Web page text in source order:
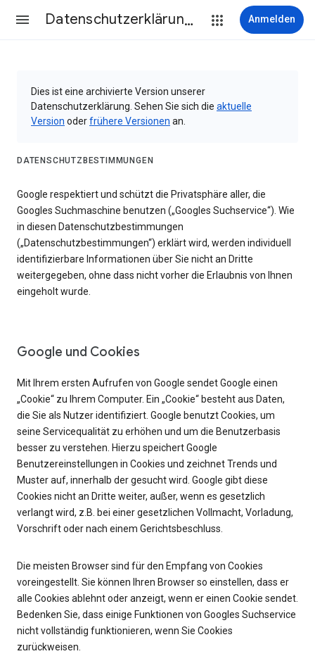
Datenschutzerklärung & Nutzungsbedingungen Anmelden
Dies ist eine archivierte Version unserer
Datenschutzerklärung. Sehen Sie sich die aktuelle
Version oderfrühere Versionen an.
DATENSCHUTZBESTIMMUNGEN
Google respektiert und schützt die Privatsphäre aller, die
Googles Suchmaschine benutzen („Googles Suchservice“). Wie
in diesen Datenschutzbestimmungen
(„Datenschutzbestimmungen“) erklärt wird, werden individuell
identifizierbare Informationen über Sie nicht an Dritte
weitergegeben, ohne dass nicht vorher die Erlaubnis von Ihnen
eingeholt wurde.
Google und Cookies
Mit Ihrem ersten Aufrufen von Google sendet Google einen
„Cookie“ zu Ihrem Computer. Ein „Cookie“ besteht aus Daten,
die Sie als Nutzer identifiziert. Google benutzt Cookies, um
seine Servicequalität zu erhöhen und um die Benutzerbasis
besser zu verstehen. Hierzu speichert Google
Benutzereinstellungen in Cookies und zeichnet Trends und
Muster auf, innerhalb der gesucht wird. Google gibt diese
Cookies nicht an Dritte weiter, außer, wenn es gesetzlich
verlangt wird, z.B. bei einer gesetzlichen Vollmacht, Vorladung,
Vorschrift oder nach einem Gerichtsbeschluss.
Die meisten Browser sind für den Empfang von Cookies
voreingestellt. Sie können Ihren Browser so einstellen, dass er
alle Cookies ablehnt oder anzeigt, wenn er einen Cookie sendet.
Bedenken Sie, dass einige Funktionen von Googles Suchservice
nicht vollständig funktionieren, wenn Sie Cookies
zurückweisen.